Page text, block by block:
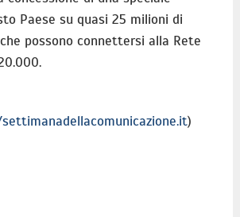
Paese su quasi 25 milioni di
possono connettersi alla Rete
)